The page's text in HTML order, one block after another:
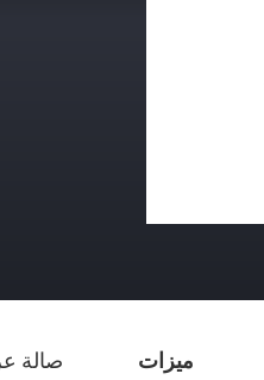
ميزات صالة